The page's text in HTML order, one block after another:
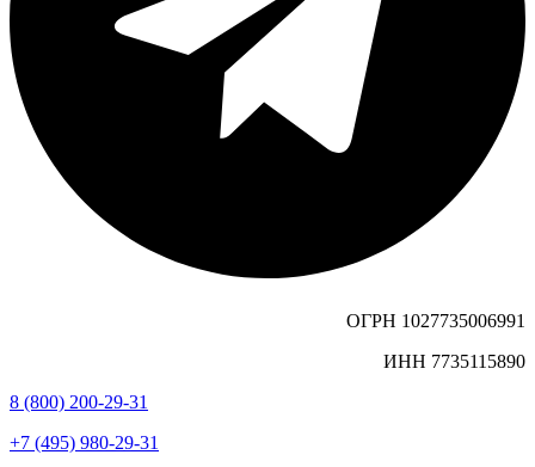
ОГРН 1027735006991
ИНН 7735115890
8 (800) 200-29-31
+7 (495) 980-29-31